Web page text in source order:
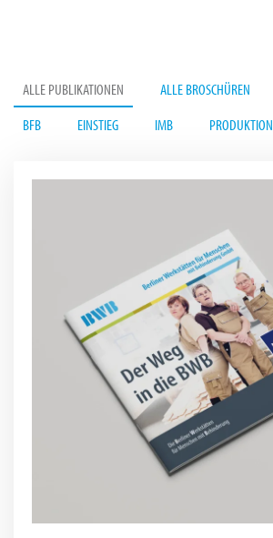
ALLE PUBLIKATIONEN ALLE BROSCHÜREN
BFB
EINSTIEG IMB PRODUKTION